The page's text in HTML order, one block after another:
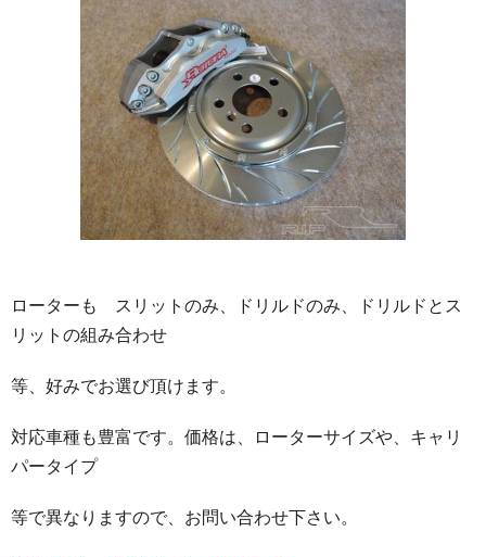
ローターも スリットのみ、ドリルドのみ、ドリルドとス
リットの組み合わせ
等、好みでお選び頂けます。
対応車種も豊富です。価格は、ローターサイズや、キャリ
パータイプ
等で異なりますので、お問い合わせ下さい。